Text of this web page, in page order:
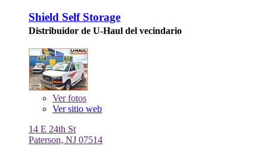
Shield Self Storage
Distribuidor de U-Haul del vecindario
Verfotos
Ver sitio web
14 E 24th St
Paterson, NJ 07514